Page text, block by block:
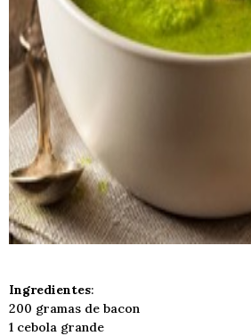
Ingredientes:
200 gramas de bacon
1 cebola grande